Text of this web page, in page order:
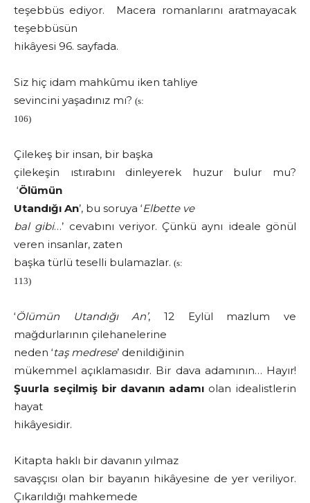
teşebbüs ediyor. Macera romanlarını aratmayacak
teşebbüsün
hikâyesi 96. sayfada.
Siz hiç idam mahkûmu iken tahliye
sevincini yaşadınız mı? (s:
106)
Çilekeş bir insan, bir başka
çilekeşin ıstırabını dinleyerek huzur bulur mu?
‘Ölümün
Utandığı An’, bu soruya ‘Elbette ve
bal gibi…’ cevabını veriyor. Çünkü aynı ideale gönül
veren insanlar, zaten
başka türlü teselli bulamazlar. (s:
113)
‘Ölümün Utandığı An’, 12 Eylül mazlum ve
mağdurlarının çilehanelerine
neden ‘taş medrese’ denildiğinin
mükemmel açıklamasıdır. Bir dava adamının… Hayır!
Şuurla seçilmiş bir davanın adamı olan idealistlerin
hayat
hikâyesidir.
Kitapta haklı bir davanın yılmaz
savaşçısı olan bir bayanın hikâyesine de yer veriliyor.
Çıkarıldığı mahkemede